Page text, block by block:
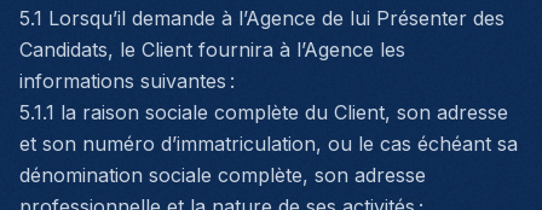
5.1 Lorsqu’il demande à l’Agence de lui Présenter des
Candidats, le Client fournira à l’Agence les
informations suivantes :
5.1.1 la raison sociale complète du Client, son adresse
et son numéro d’immatriculation, ou le cas échéant sa
dénomination sociale complète, son adresse